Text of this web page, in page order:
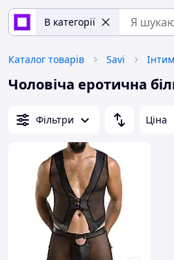
В категорії
Каталог товарів Savi
Чоловіча еротична
Фільтри Ціна